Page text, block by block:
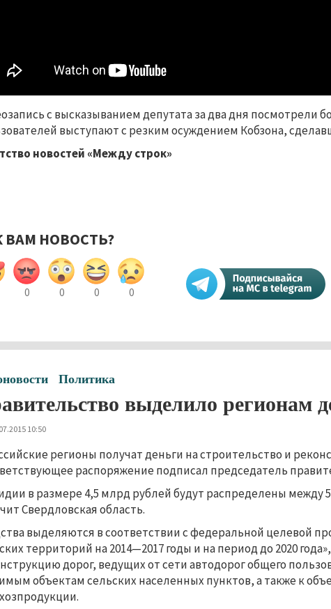
с высказыванием депутата за два дня посмотрели
выступают с резким осуждением Кобзона,
новостей «Между строк»
ВАМ НОВОСТЬ?
0 0 0 0
Политика
выделило регионам
10:50
регионы получат деньги на строительство и
распоряжение подписал председатель
в размере 4,5 млрд рублей будут распределены между
Свердловская область.
выделяются в соответствии с федеральной целевой
территорий на 2014—2017 годы и на период до 2020
дорог, ведущих от сети автодорог общего
объектам сельских населенных пунктов, а также к